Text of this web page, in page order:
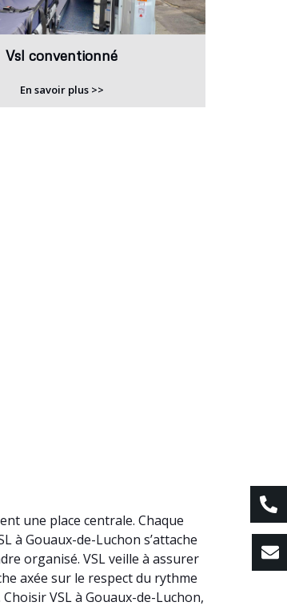
Vsl conventionné
En savoir plus >>
une place centrale. Chaque
à Gouaux-de-Luchon s’attache
organisé. VSL veille à assurer
axée sur le respect du rythme
VSL à Gouaux-de-Luchon,